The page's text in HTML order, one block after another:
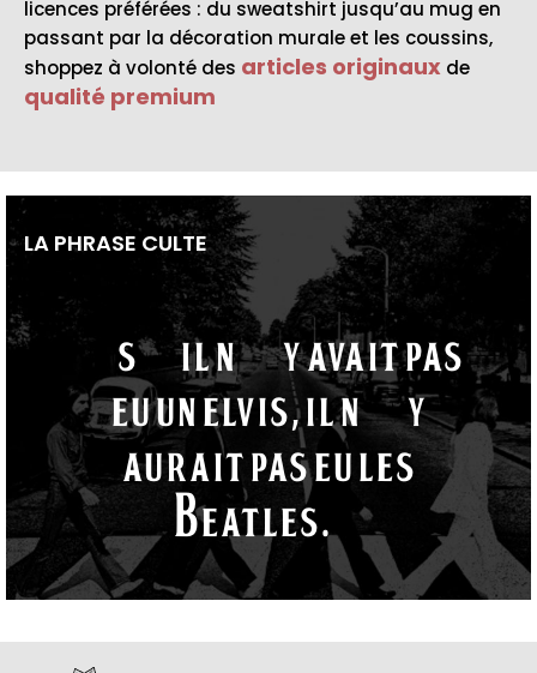
licences préférées : du sweatshirt jusqu’au mug en
passant par la décoration murale et les coussins,
shoppez à volonté des articles originaux de
qualité premium
LA PHRASE CULTE
“S’il n’y avait pas
eu un Elvis, il n’y
aurait pas eu les
Beatles.“